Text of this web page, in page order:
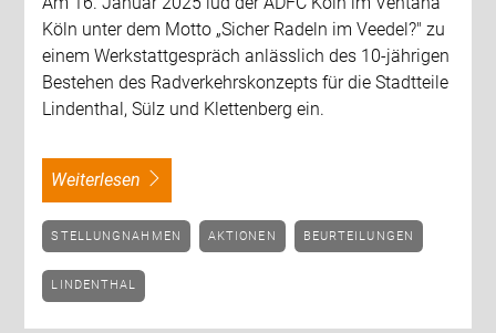
Köln unter dem Motto „Sicher Radeln im Veedel?" zu
einem Werkstattgespräch anlässlich des 10-jährigen
Bestehen des Radverkehrskonzepts für die Stadtteile
Lindenthal, Sülz und Klettenberg ein.
weiterlesen
STELLUNGNAHMEN AKTIONEN BEURTEILUNGEN
LINDENTHAL